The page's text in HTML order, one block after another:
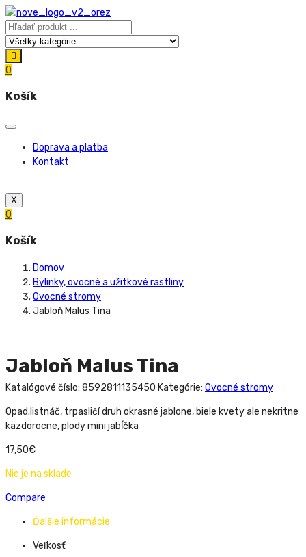
0
Košík
Doprava a platba
Kontakt
X
0
Košík
Domov
Bylinky, ovocné a užitkové rastliny
Ovocné stromy
Jabloň Malus Tina
Jabloň Malus Tina
Katalógové číslo: 8592811135450 Kategórie: Ovocné stromy
Opad.listnáč, trpasličí druh okrasné jablone, biele kvety ale nekritne
kazdorocne, plody mini jabĺčka
17,50€
Nie je na sklade
Compare
Ďalšie informácie
Veľkosť: